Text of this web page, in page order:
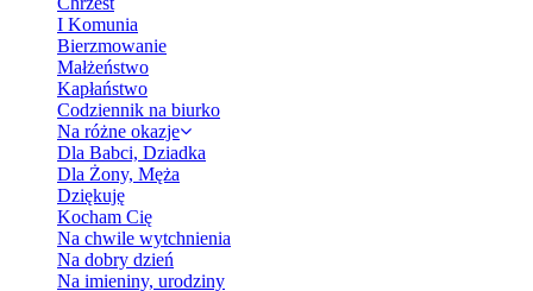
I Komunia
Bierzmowanie
Małżeństwo
Kapłaństwo
Codziennik na biurko
Na różne okazje
Dla Babci, Dziadka
Dla Żony, Męża
Dziękuję
Kocham Cię
Na chwile wytchnienia
Na dobry dzień
Na imieniny, urodziny